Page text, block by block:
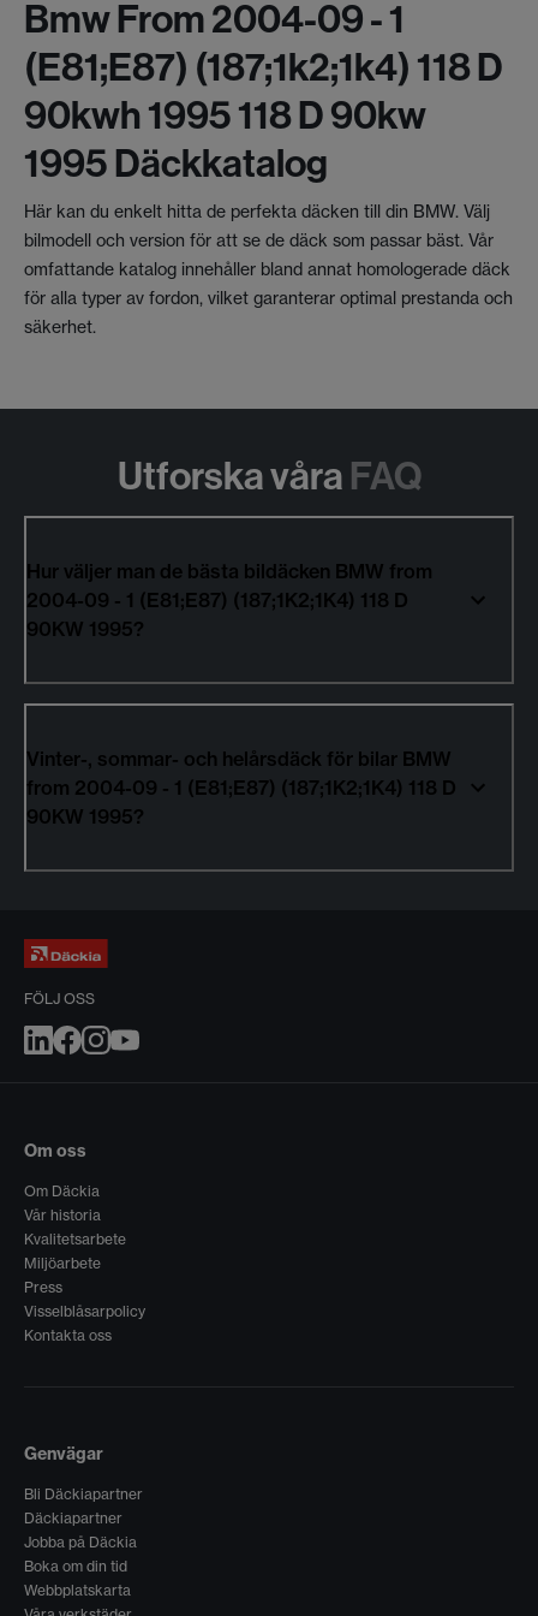
Bmw From 2004-09 - 1
(e81;e87) (187;1k2;1k4) 118 D
90kwh 1995 118 D 90kw
1995 Däckkatalog
Här kan du enkelt hitta de perfekta däcken till din BMW. Välj
bilmodell och version för att se de däck som passar bäst. Vår
omfattande katalog innehåller bland annat homologerade däck
för alla typer av fordon, vilket garanterar optimal prestanda och
säkerhet.
Utforska våra FAQ
Hur väljer man de bästa bildäcken BMW from
2004-09 - 1 (E81;E87) (187;1K2;1K4) 118 D
90KW 1995?
Vinter-, sommar- och helårsdäck för bilar BMW
from 2004-09 - 1 (E81;E87) (187;1K2;1K4) 118 D
90KW 1995?
FÖLJ OSS
Om oss
Om Däckia
Vår historia
Kvalitetsarbete
Miljöarbete
Press
Visselblåsarpolicy
Kontakta oss
Genvägar
Bli Däckiapartner
Däckiapartner
Jobba på Däckia
Boka om din tid
Webbplatskarta